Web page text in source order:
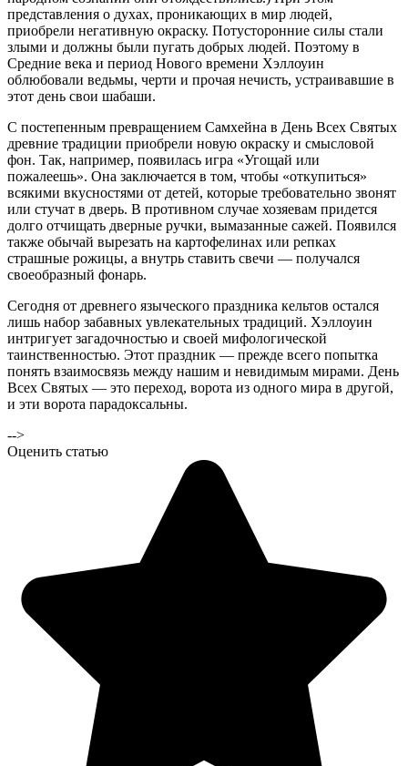
представления о духах, проникающих в мир людей,
приобрели негативную окраску. Потусторонние силы стали
злыми и должны были пугать добрых людей. Поэтому в
Средние века и период Нового времени Хэллоуин
облюбовали ведьмы, черти и прочая нечисть, устраивавшие в
этот день свои шабаши.
С постепенным превращением Самхейна в День Всех Святых
древние традиции приобрели новую окраску и смысловой
фон. Так, например, появилась игра «Угощай или
пожалеешь». Она заключается в том, чтобы «откупиться»
всякими вкусностями от детей, которые требовательно звонят
или стучат в дверь. В противном случае хозяевам придется
долго отчищать дверные ручки, вымазанные сажей. Появился
также обычай вырезать на картофелинах или репках
страшные рожицы, а внутрь ставить свечи — получался
своеобразный фонарь.
Сегодня от древнего языческого праздника кельтов остался
лишь набор забавных увлекательных традиций. Хэллоуин
интригует загадочностью и своей мифологической
таинственностью. Этот праздник — прежде всего попытка
понять взаимосвязь между нашим и невидимым мирами. День
Всех Святых — это переход, ворота из одного мира в другой,
и эти ворота парадоксальны.
-->
Оценить статью